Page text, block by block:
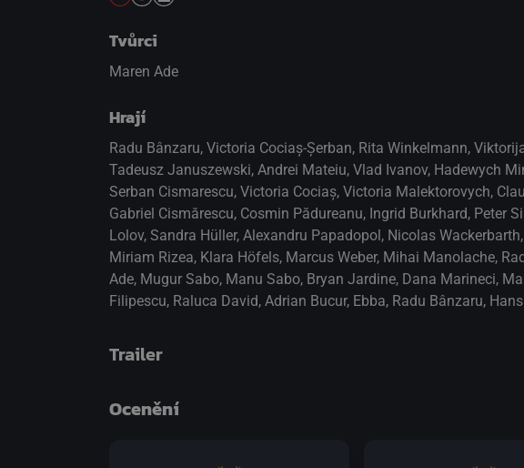
Tvůrci
Maren Ade
Hrají
Radu Bânzaru, Victoria Cociaș-Șerban, Rita Winkelmann,
Tadeusz Januszewski, Andrei Mateiu, Vlad Ivanov, Hadewych
Serban Cismarescu, Victoria Cociaș, Victoria Malektorovych,
Gabriel Cismărescu, Cosmin Pădureanu, Ingrid Burkhard, Peter
Lolov, Sandra Hüller, Alexandru Papadopol, Nicolas Wackerbarth,
Miriam Rizea, Klara Höfels, Marcus Weber, Mihai Manolache,
Ade, Mugur Sabo, Manu Sabo, Bryan Jardine, Dana Marineci,
Filipescu, Raluca David, Adrian Bucur, Ebba, Radu Bânzaru,
Trailer
Ocenění